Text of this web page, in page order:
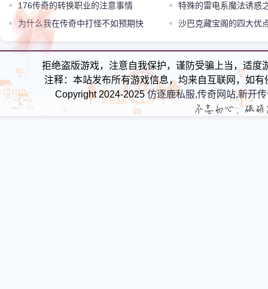
176传奇的转换职业的注意事情
特殊的雷电系魔法诱惑
为什么我在传奇中打怪不如预期快
沙巴克藏宝阁的四大优
境差
拒绝盗版游戏，注意自我保护，谨防受骗上当，适
注释：本站发布所有游戏信息，均来自互联网，如
Copyright 2024-2025仿逐鹿私服,传奇网站,新开